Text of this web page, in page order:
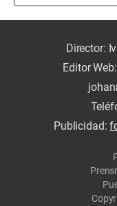
Director:
Editor
Publicidad: